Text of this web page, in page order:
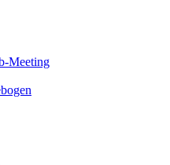
Meeting